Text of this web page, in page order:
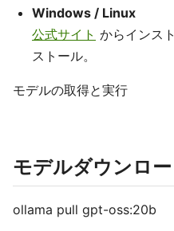
Windows / Linux
公式サイト からインス
ストール。
モデルの取得と実行
モデルダウンロー
ollama pull gpt-oss:20b